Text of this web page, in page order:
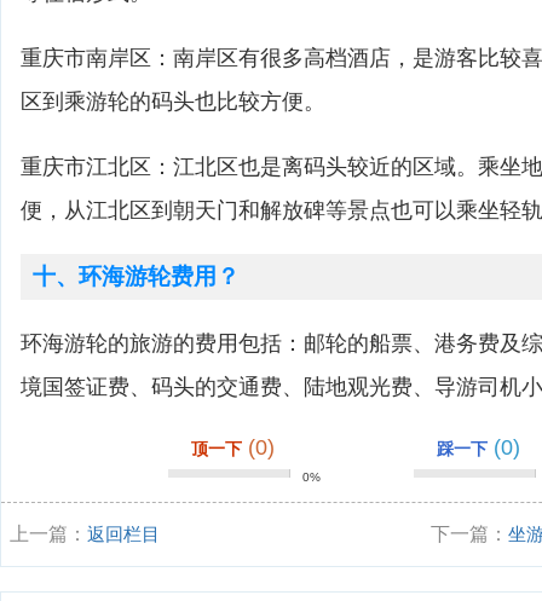
重庆市南岸区：南岸区有很多高档酒店，是游客比较
区到乘游轮的码头也比较方便。
重庆市江北区：江北区也是离码头较近的区域。乘坐
便，从江北区到朝天门和解放碑等景点也可以乘坐轻
十、环海游轮费用？
环海游轮的旅游的费用包括：邮轮的船票、港务费及
境国签证费、码头的交通费、陆地观光费、导游司机
顶一下 (0)
0%
踩一下 (0)
上一篇： 返回栏目 下一篇：坐